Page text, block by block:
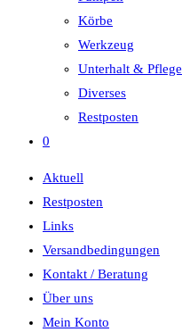
Körbe
Werkzeug
Unterhalt & Pflege
Diverses
Restposten
0
Aktuell
Restposten
Links
Versandbedingungen
Kontakt / Beratung
Über uns
Mein Konto